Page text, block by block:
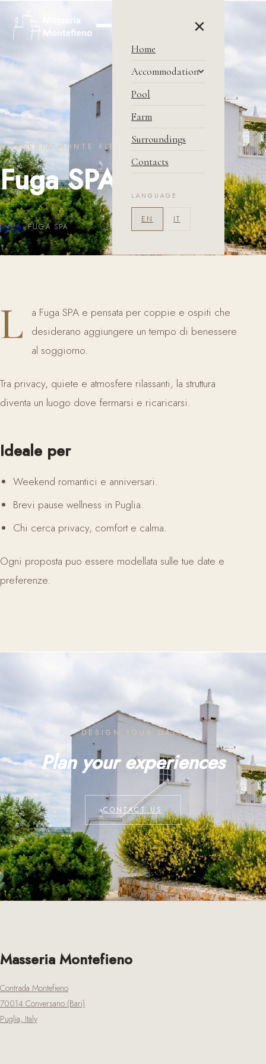
×
Home
Accommodation
Masseria
Pool
Farm
Surroundings
Contacts
LANGUAGE
EN IT
MASSERIA MONTE FIENO
Fuga SPA
HOME/FUGA SPA
L
a Fuga SPA e pensata per coppie e ospiti che
desiderano aggiungere un tempo di benessere
al soggiorno.
Tra privacy, quiete e atmosfere rilassanti, la struttura
diventa un luogo dove fermarsi e ricaricarsi.
Ideale per
Weekend romantici e anniversari.
Brevi pause wellness in Puglia.
Chi cerca privacy, comfort e calma.
Ogni proposta puo essere modellata sulle tue date e
preferenze.
DESIGN YOUR DAYS
Plan your experiences
CONTACT US
Masseria Montefieno
Contrada Montefieno
70014 Conversano (Bari)
Puglia, Italy